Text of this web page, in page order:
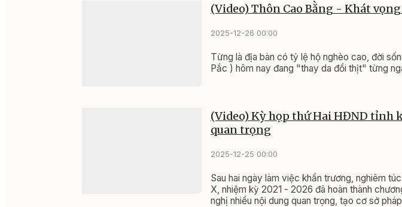
(Video) Thôn Cao Bằng - Khát
2025-12-26 00:00
Từng là địa bàn có tỷ lệ hộ nghèo cao, đời
Pắc ) hôm nay đang "thay da đổi thịt" từng
(Video) Kỳ họp thứ Hai HĐND tỉnh
quan trọng
2025-12-25 00:00
Sau hai ngày làm việc khẩn trương, nghiêm
X, nhiệm kỳ 2021 - 2026 đã hoàn thành
nghị nhiều nội dung quan trọng, tạo cơ sở